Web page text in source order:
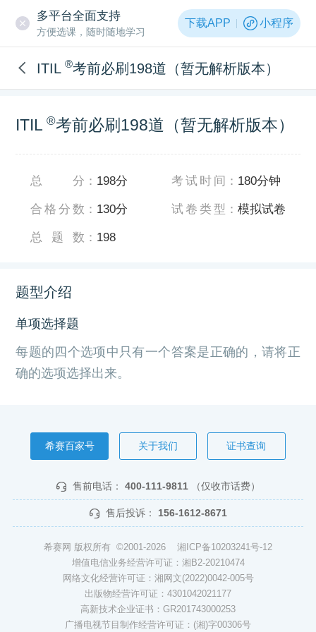
多平台全面支持
方便选课，随时随地学习
下载APP 小程序
ITIL ®考前必刷198道（暂无解析版本）
ITIL®考前必刷198道（暂无解析版本）
总分 ： 198分
合格分数 ： 130分
总题数 ： 198
考试时间 ： 180分钟
试卷类型 ：模拟试卷
题型介绍
单项选择题
每题的四个选项中只有一个答案是正确的，请将正
确的选项选择出来。
希赛百家号 关于我们 证书查询
售前电话： 400-111-9811 （仅收市话费）
售后投诉： 156-1612-8671
希赛网 版权所有 ©2001-2026 湘ICP备10203241号-12
增值电信业务经营许可证：湘B2-20210474
网络文化经营许可证：湘网文(2022)0042-005号
出版物经营许可证：4301042021177
高新技术企业证书：GR201743000253
广播电视节目制作经营许可证：(湘)字00306号